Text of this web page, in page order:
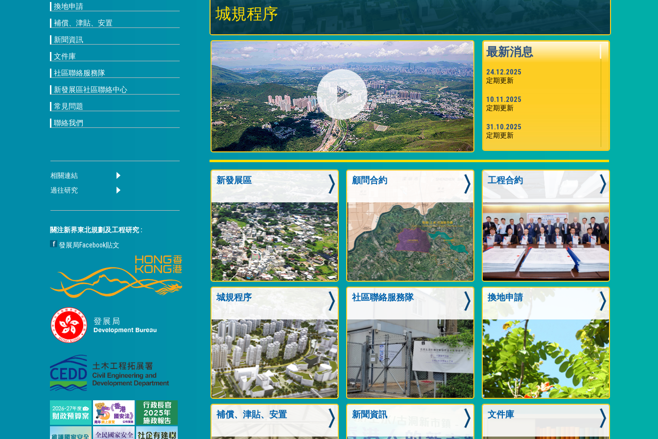
換地申請
補償、津貼、安置
新聞資訊
文件庫
社區聯絡服務隊
新發展區社區聯絡中心
常見問題
聯絡我們
相關連結
過往研究
關注新界東北規劃及工程研究 :
發展局Facebook貼文
城規程序
最新消息
24.12.2025
定期更新
10.11.2025
定期更新
31.10.2025
定期更新
定期更新
04.09.2025
10.04.2025
定期更新
19.03.2025
上載最新遷出限期
定期更新
17.01.2025
馬草壟發展建議的公眾參與活動於
2025年1月17日展開。
07.11.2024
上載粉嶺百和路專用安置屋邨項目最
新資訊
25.09.2024
上載粉嶺百和路專用安置屋邨項目最
新資訊
08.08.2024
上載粉嶺百和路專用安置屋邨項目最
新資訊
新發展區 顧問合約 工程合約
城規程序 社區聯絡服務隊 換地申請
補償、津貼、安置 新聞資訊 文件庫